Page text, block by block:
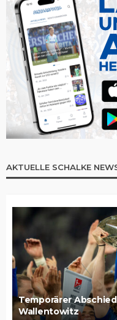
AKTUELLE SCHALKE
Temporärer
Wallentowitz